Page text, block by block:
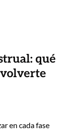
qué
en cada fase